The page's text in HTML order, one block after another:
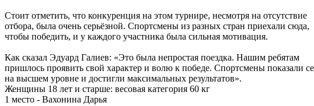
Стоит отметить, что конкуренция на этом турнире, несмотря на отсутствие
отбора, была очень серьёзной. Спортсмены из разных стран приехали сюда,
чтобы победить, и у каждого участника была сильная мотивация.
Как сказал Эдуард Галиев: «Это была непростая поездка. Нашим ребятам
пришлось проявить свой характер и волю к победе. Спортсмены показали
на высшем уровне и достигли максимальных результатов».
Женщины 18 лет и старше: весовая категория 60 кг
1 место - Вахонина Дарья